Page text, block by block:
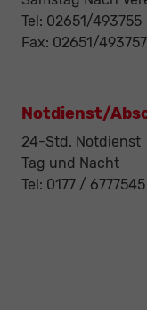
Tel: 02651/493755
Fax: 02651/493757
Notdienst/
24-Std. Notdienst
Tag und Nacht
Tel: 0177 / 6777545